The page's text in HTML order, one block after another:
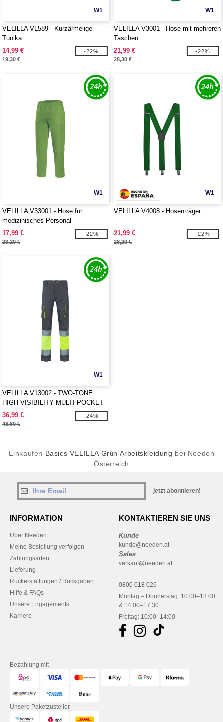
W1
VELILLA VL589 - Kurzärmelige
Tunika
14,99 €
19,30 €
-22%
W1
VELILLA V3001 - Hose mit mehreren
Taschen
21,99 €
28,30 €
-22%
W1
VELILLA V33001 - Hose für
medizinisches Personal
17,99 €
23,20 €
-22%
W1
VELILLA V4008 - Hosenträger
21,99 €
28,20 €
-22%
W1
VELILLA V13002 - TWO-TONE
HIGH VISIBILITY MULTI-POCKET
STRETCH TROUSERS
36,99 €
48,80 €
-24%
Einkaufen Basics VELILLA Grün Arbeitskleidung bei Needen
Österreich
jetzt abonnieren!
INFORMATION
Über Needen
Meine Bestellung verfolgen
Zahlungsarten
Lieferung
Rückerstattungen / Rückgaben
Hilfe & FAQs
Unsere Engagements
Karriere
KONTAKTIEREN SIE UNS
Kunde
kunde@needen.at
Sales
verkauf@needen.at
0800 018 026
Montag – Donnerstag: 10:00–13:00
& 14:00–17:30
Freitag: 10:00–14:00
Bezahlung mit
Unsere Paketzusteller